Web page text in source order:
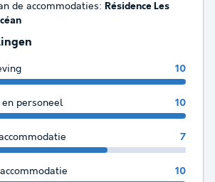
de accommodaties: Résidence Les
10
personeel 10
7
10